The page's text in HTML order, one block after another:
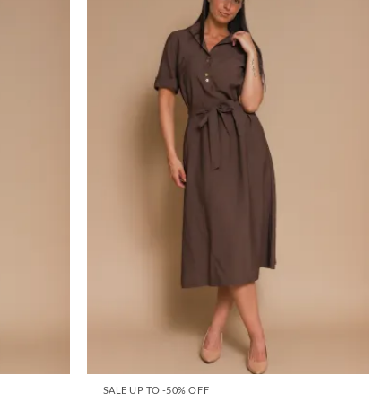
SALE UP TO -50% OFF